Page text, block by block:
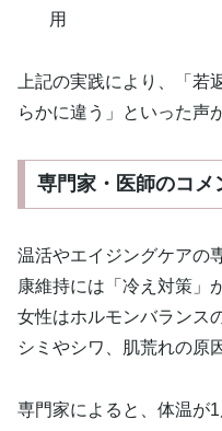
用
上記の実践により、「若
らかに違う」といった声
専門家・医師のコメ
温活やエイジングケアの
康維持には「冷え対策」
女性はホルモンバランス
シミやシワ、肌荒れの原
専門家によると、体温が